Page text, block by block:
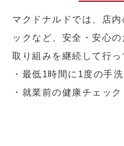
マクドナルドでは、店
ックなど、安全・安心
取り組みを継続して行っ
・最低1時間に1度の手
・就業前の健康チェッ